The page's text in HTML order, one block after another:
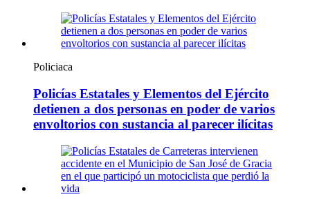
Policiaca
Policías Estatales y Elementos del Ejército
detienen a dos personas en poder de varios
envoltorios con sustancia al parecer ilícitas